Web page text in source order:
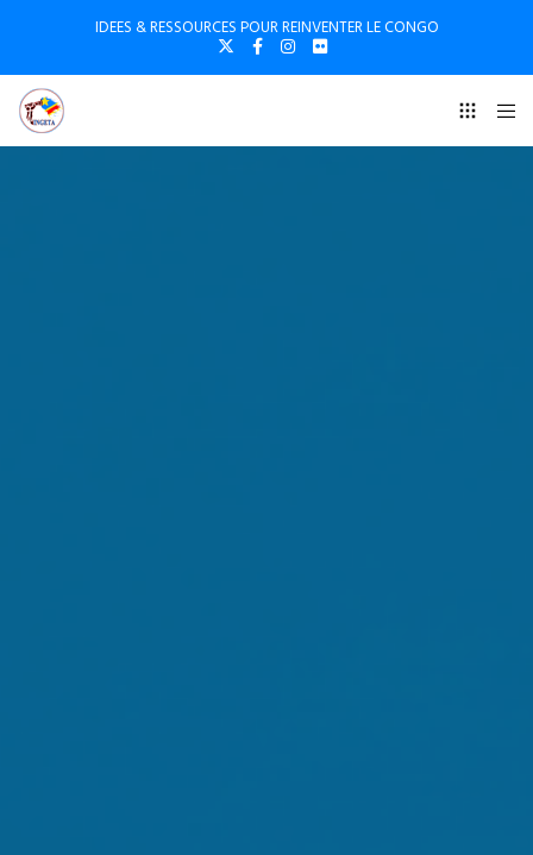
IDEES & RESSOURCES POUR REINVENTER LE CONGO